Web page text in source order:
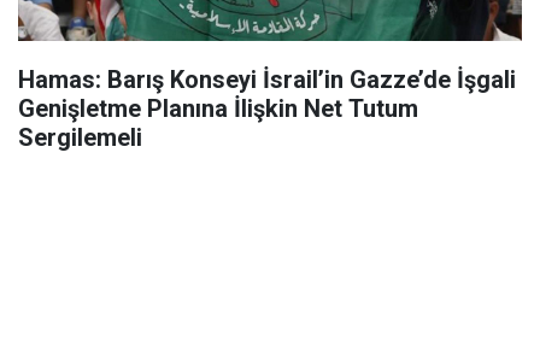
Hamas: Barış Konseyi İsrail’in Gazze’de İşgali
Genişletme Planına İlişkin Net Tutum
Sergilemeli